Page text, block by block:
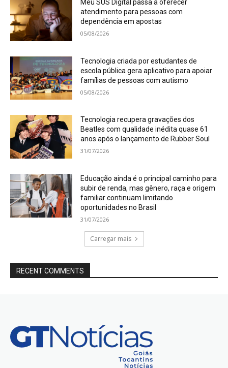
Meu SUS Digital passa a oferecer
atendimento para pessoas com
dependência em apostas
05/08/2026
Tecnologia criada por estudantes de
escola pública gera aplicativo para apoiar
famílias de pessoas com autismo
05/08/2026
Tecnologia recupera gravações dos
Beatles com qualidade inédita quase 61
anos após o lançamento de Rubber Soul
31/07/2026
Educação ainda é o principal caminho para
subir de renda, mas gênero, raça e origem
familiar continuam limitando
oportunidades no Brasil
31/07/2026
Carregar mais
RECENT COMMENTS